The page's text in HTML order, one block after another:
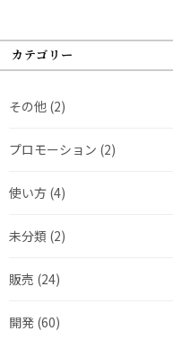
カテゴリー
その他 (2)
プロモーション (2)
使い方 (4)
未分類 (2)
販売 (24)
開発 (60)